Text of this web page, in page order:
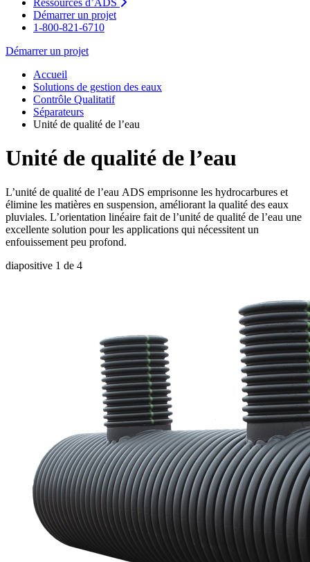
Ressources d’ADS
Démarrer un projet
1-800-821-6710
Démarrer un projet
Accueil
Solutions de gestion des eaux
Contrôle Qualitatif
Séparateurs
Unité de qualité de l’eau
Unité de qualité de l’eau
L’unité de qualité de l’eau ADS emprisonne les hydrocarbures et
élimine les matières en suspension, améliorant la qualité des eaux
pluviales. L’orientation linéaire fait de l’unité de qualité de l’eau une
excellente solution pour les applications qui nécessitent un
enfouissement peu profond.
diapositive 1 de 4